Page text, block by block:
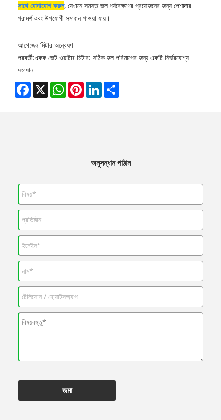
সাথে যোগাযোগ করুন, যেখানে সমস্ত জল পর্যবেক্ষণের প্রয়োজনের জন্য পেশাদার
পরামর্শ এবং উপযোগী সমাধান পাওয়া যায়।
আগে:জল মিটার অন্বেষণ
পরবর্তী:একক জেট ওয়াটার মিটার: সঠিক জল পরিমাপের জন্য একটি নির্ভরযোগ্য
সমাধান
Facebook
X WhatsAppPinterestLinkedInShare
অনুসন্ধান পাঠান
জমা